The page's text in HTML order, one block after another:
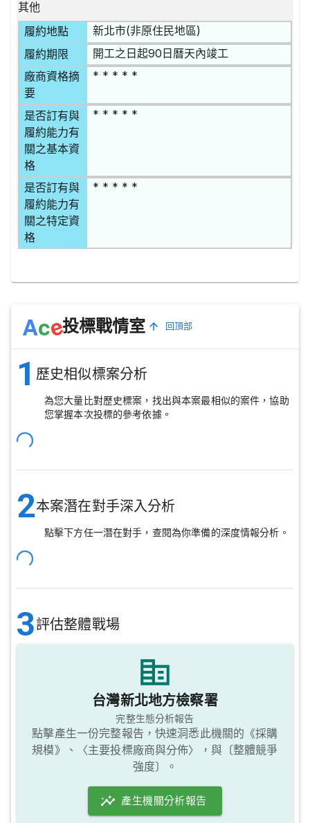
其他
履約地點
新北市(非原住民地區)
履約期限 開工之日起90日曆天內竣工
廠商資格摘
要
* * * * *
是否訂有與
履約能力有
關之基本資
格
* * * * *
是否訂有與
履約能力有
關之特定資
格
* * * * *
Ace投標戰情室 回頂部
1 歷史相似標案分析
為您大量比對歷史標案，找出與本案最相似的案件，協助
您掌握本次投標的參考依據。
2本案潛在對手深入分析
點擊下方任一潛在對手，查閱為你準備的深度情報分析。
3評估整體戰場
台灣新北地方檢察署
完整生態分析報告
點擊產生一份完整報告，快速洞悉此機關的《採購
規模》、〈主要投標廠商與分佈〉，與〔整體競爭
強度〕。
產生機關分析報告